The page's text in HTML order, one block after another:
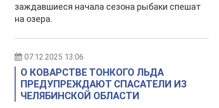
заждавшиеся начала сезона рыбаки спешат
на озера.
07.12.2025 13:06
О КОВАРСТВЕ ТОНКОГО ЛЬДА
ПРЕДУПРЕЖДАЮТ СПАСАТЕЛИ ИЗ
ЧЕЛЯБИНСКОЙ ОБЛАСТИ